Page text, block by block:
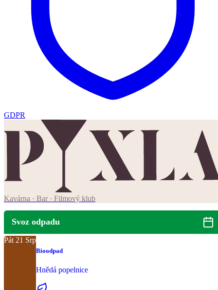
GDPR
Kavárna · Bar · Filmový klub
Svoz odpadu
Pát 21 Srp
Bioodpad
Hnědá popelnice